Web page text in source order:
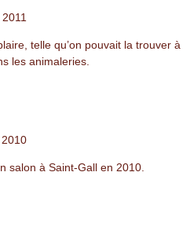
2011
telle qu’on pouvait la trouver à
les animaleries.
2010
salon à Saint-Gall en 2010.